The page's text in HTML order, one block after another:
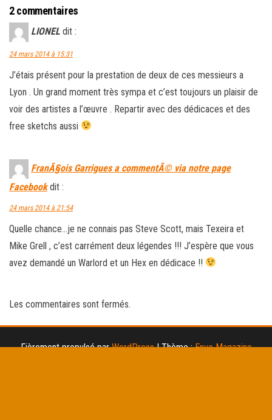
2 commentaires
LIONEL dit :
24 mars 2014 à 15:31
J’étais présent pour la prestation de deux de ces messieurs a
Lyon . Un grand moment très sympa et c’est toujours un plaisir de
voir des artistes a l’œuvre . Repartir avec des dédicaces et des
free sketchs aussi
FranÃ§ois Garrigues a commentÃ© via notre page
Facebook dit :
24 mars 2014 à 21:54
Quelle chance…je ne connais pas Steve Scott, mais Texeira et
Mike Grell , c’est carrément deux légendes !!! J’espère que vous
avez demandé un Warlord et un Hex en dédicace !!
Les commentaires sont fermés.
Fièrement propulsé parWordPress |Thème :Envo Magazine